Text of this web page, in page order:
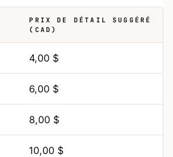
PRIX DE DÉTAIL SUGGÉRÉ
(CAD)
4,00 $
6,00 $
8,00 $
10,00 $